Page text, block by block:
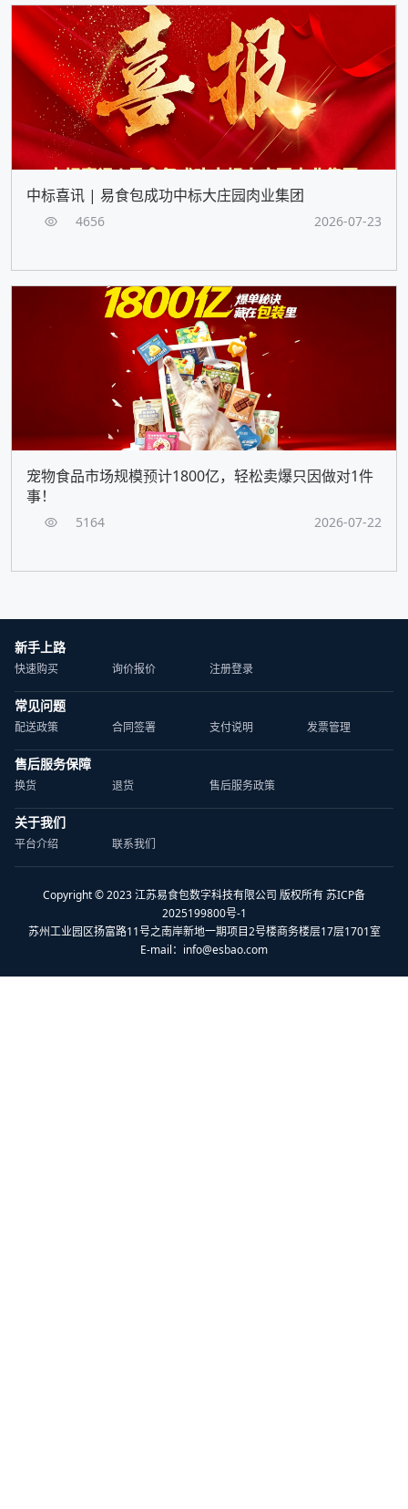
中标喜讯 | 易食包成功中标大庄园肉业集团
4656 2026-07-23
宠物食品市场规模预计1800亿，轻松卖爆只因做对1件
事！
5164 2026-07-22
新手上路
快速购买 询价报价 注册登录
常见问题
配送政策 合同签署 支付说明 发票管理
售后服务保障
换货 退货 售后服务政策
关于我们
平台介绍 联系我们
Copyright © 2023 江苏易食包数字科技有限公司 版权所有 苏ICP备
2025199800号-1
苏州工业园区扬富路11号之南岸新地一期项目2号楼商务楼层17层1701室
E-mail： info@esbao.com